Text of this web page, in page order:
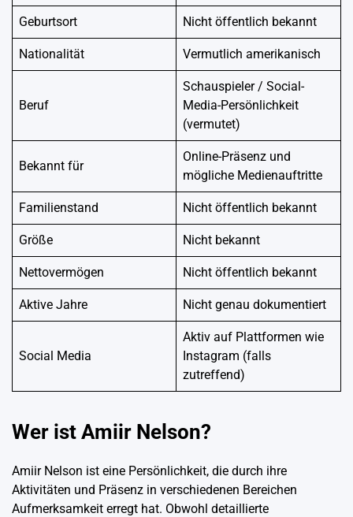
Geburtsort Nicht öffentlich bekannt
Nationalität Vermutlich amerikanisch
Beruf
Schauspieler / Social-
Media-Persönlichkeit
(vermutet)
Bekannt für
Online-Präsenz und
mögliche Medienauftritte
Familienstand Nicht öffentlich bekannt
Größe Nicht bekannt
Nettovermögen Nicht öffentlich bekannt
Aktive Jahre Nicht genau dokumentiert
Social Media
Aktiv auf Plattformen wie
Instagram (falls
zutreffend)
Wer ist Amiir Nelson?
Amiir Nelson ist eine Persönlichkeit, die durch ihre
Aktivitäten und Präsenz in verschiedenen Bereichen
Aufmerksamkeit erregt hat. Obwohl detaillierte